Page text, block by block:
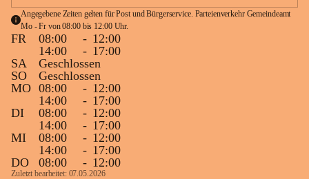
Angegebene Zeiten gelten für Post und Bürgerservice. Parteienverkehr Gemeindeamt
Mo - Fr von 08:00 bis 12:00 Uhr.
FR 08:00 - 12:00
14:00
- 17:00
SA
Geschlossen
SO
Geschlossen
MO 08:00 - 12:00
14:00
- 17:00
DI
08:00 - 12:00
14:00
- 17:00
MI
08:00 - 12:00
14:00
- 17:00
DO
08:00 - 12:00
Zuletzt bearbeitet: 07.05.2026